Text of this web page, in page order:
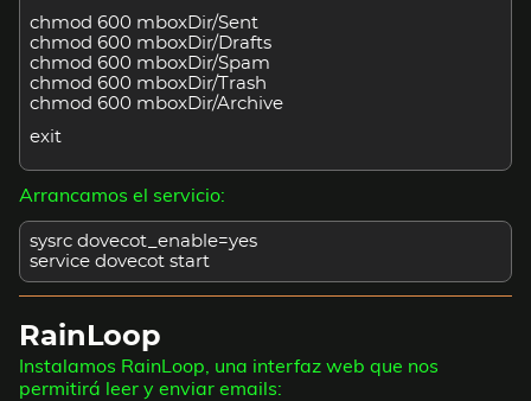
chmod 600 mboxDir/Sent
chmod 600 mboxDir/Drafts
chmod 600 mboxDir/Spam
chmod 600 mboxDir/Trash
chmod 600 mboxDir/Archive
exit
Arrancamos el servicio:
sysrc dovecot_enable=yes
service dovecot start
RainLoop
Instalamos RainLoop, una interfaz web que nos
permitirá leer y enviar emails: